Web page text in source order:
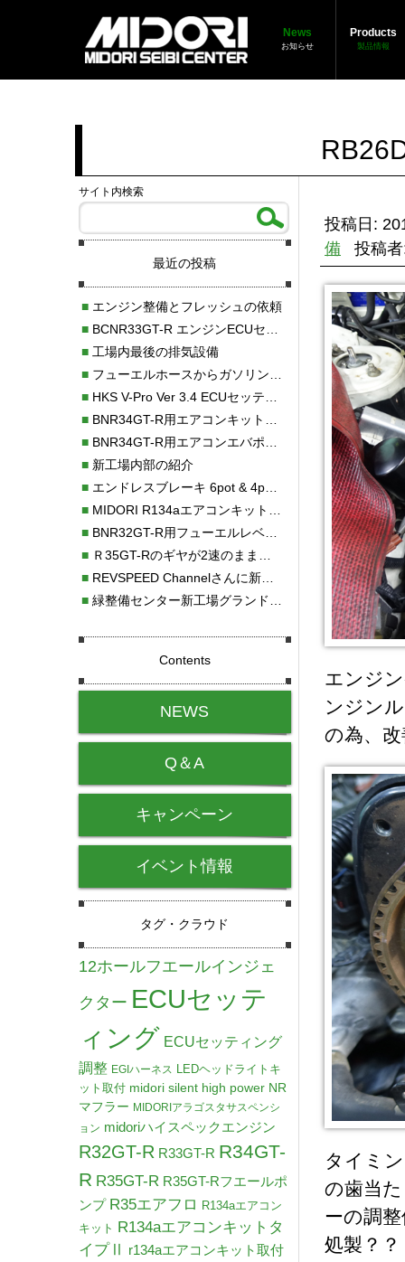
News
お知らせ
Products
製品情報
投稿日:
備
投稿
エンジ
ンジン
の為、
タイミ
の歯当
ーの調
処製？？
サイト内検索
最近の投稿
■エンジン整備とフレッシュの依頼
■BCNR33GT-R エンジンECUセッティング調整
■工場内最後の排気設備
■フューエルホースからガソリン漏れ
■HKS V-Pro Ver 3.4 ECUセッティング
■BNR34GT-R用エアコンキット新発売！！
■BNR34GT-R用エアコンエバポレーターを新発売！！
■新工場内部の紹介
■エンドレスブレーキ 6pot & 4potオーバーホール
■MIDORI R134aエアコンキットタイプⅡ取り付け
■BNR32GT-R用フューエルレベルセンサー新発売！！
■Ｒ35GT-Rのギヤが2速のまま変速しない！！
■REVSPEED Channelさんに新社屋を紹介していただきました!!
■緑整備センター新工場グランドオープン・続報
Contents
NEWS
Q＆A
キャンペーン
イベント情報
タグ・クラウド
12ホールフエールインジェ
クター ECUセッテ
ィング ECUセッティング
調整 EGIハーネス LEDヘッドライトキ
ット取付 midori silent high power NR
マフラー MIDORIアラゴスタサスペンシ
ョン midoriハイスペックエンジン
R32GT-R R33GT-R R34GT-
R R35GT-R R35GT-Rフエールポ
ンプ R35エアフロ R134aエアコン
キット R134aエアコンキットタ
イプⅡ
r134aエアコンキット取付